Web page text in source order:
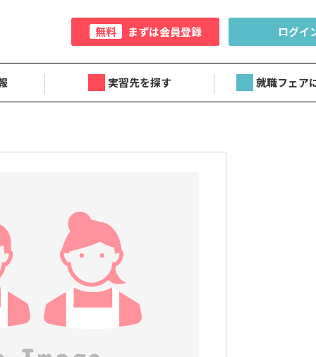
無料 まずは会員登録 ログイ
実習先を探す 就職フェア